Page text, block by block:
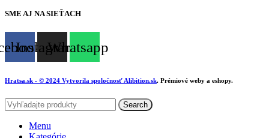
SME AJ NA SIEŤACH
InstagramWhatsapp
Hratsa.sk - © 2024 Vytvorila spoločnosť Alibition.sk. Prémiové weby a eshopy.
Search
Menu